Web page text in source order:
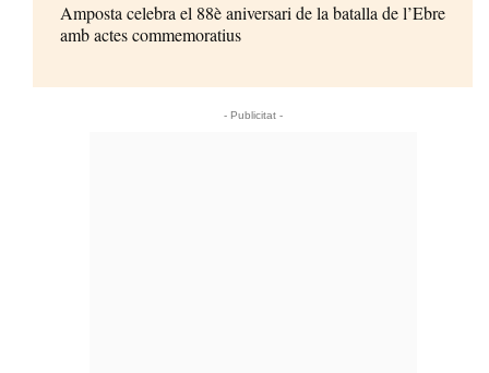
Amposta celebra el 88è aniversari de la batalla de l’Ebre
amb actes commemoratius
- Publicitat -